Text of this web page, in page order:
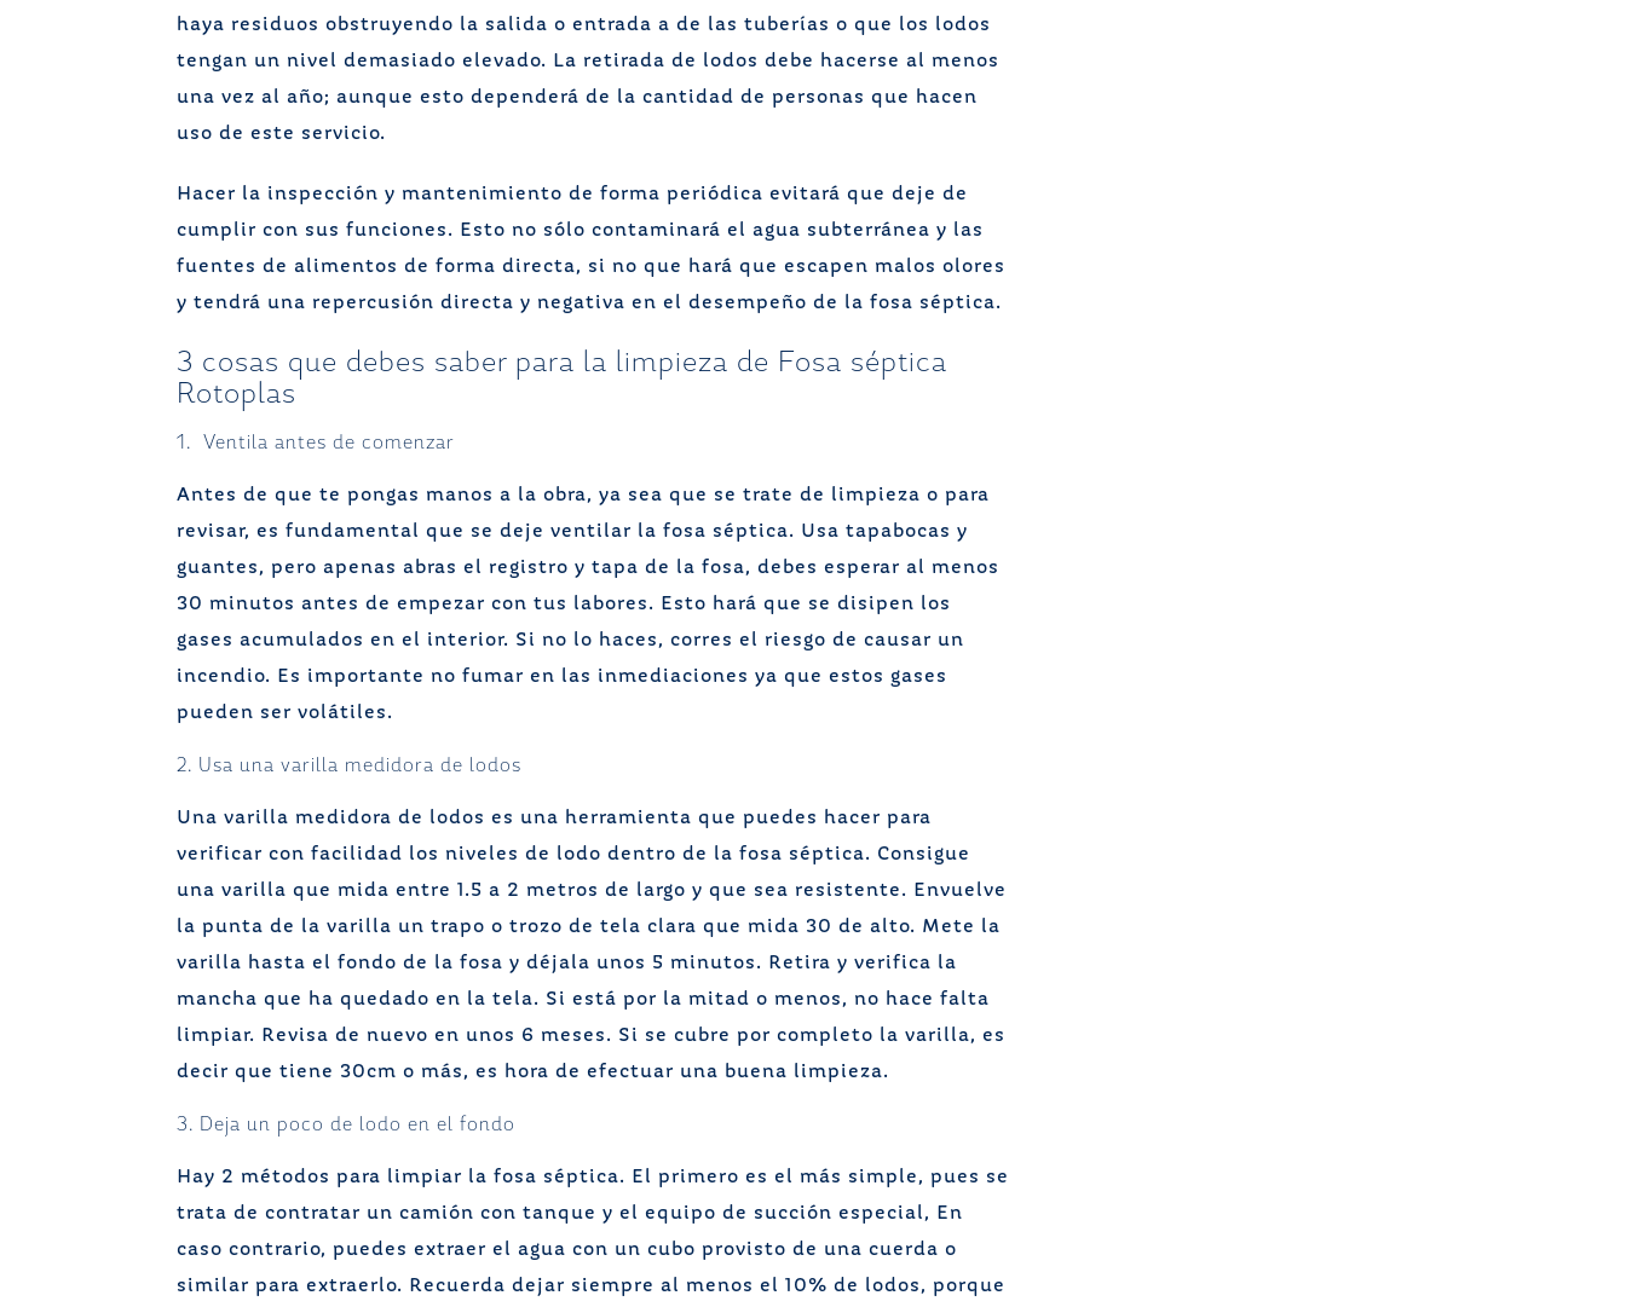
haya residuos obstruyendo la salida o entrada a de las tuberías o que los lodos
tengan un nivel demasiado elevado. La retirada de lodos debe hacerse al menos
una vez al año; aunque esto dependerá de la cantidad de personas que hacen
uso de este servicio.
Hacer la inspección y mantenimiento de forma periódica evitará que deje de
cumplir con sus funciones. Esto no sólo contaminará el agua subterránea y las
fuentes de alimentos de forma directa, si no que hará que escapen malos olores
y tendrá una repercusión directa y negativa en el desempeño de la fosa séptica.
3 cosas que debes saber para la limpieza de Fosa séptica
Rotoplas
1. Ventila antes de comenzar
Antes de que te pongas manos a la obra, ya sea que se trate de limpieza o para
revisar, es fundamental que se deje ventilar la fosa séptica. Usa tapabocas y
guantes, pero apenas abras el registro y tapa de la fosa, debes esperar al menos
30 minutos antes de empezar con tus labores. Esto hará que se disipen los
gases acumulados en el interior. Si no lo haces, corres el riesgo de causar un
incendio. Es importante no fumar en las inmediaciones ya que estos gases
pueden ser volátiles.
2. Usa una varilla medidora de lodos
Una varilla medidora de lodos es una herramienta que puedes hacer para
verificar con facilidad los niveles de lodo dentro de la fosa séptica. Consigue
una varilla que mida entre 1.5 a 2 metros de largo y que sea resistente. Envuelve
la punta de la varilla un trapo o trozo de tela clara que mida 30 de alto. Mete la
varilla hasta el fondo de la fosa y déjala unos 5 minutos. Retira y verifica la
mancha que ha quedado en la tela. Si está por la mitad o menos, no hace falta
limpiar. Revisa de nuevo en unos 6 meses. Si se cubre por completo la varilla, es
decir que tiene 30cm o más, es hora de efectuar una buena limpieza.
3. Deja un poco de lodo en el fondo
Hay 2 métodos para limpiar la fosa séptica. El primero es el más simple, pues se
trata de contratar un camión con tanque y el equipo de succión especial, En
caso contrario, puedes extraer el agua con un cubo provisto de una cuerda o
similar para extraerlo. Recuerda dejar siempre al menos el 10% de lodos, porque